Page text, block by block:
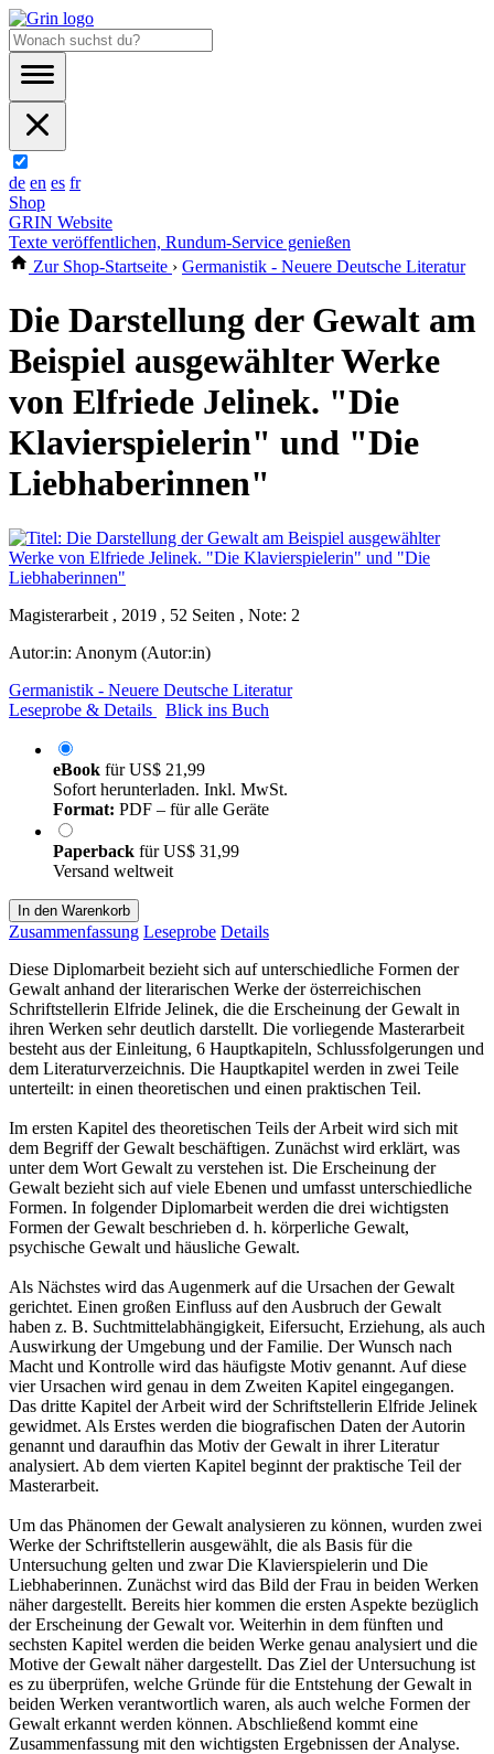
de en es fr
Shop
GRIN Website
Texte veröffentlichen, Rundum-Service genießen
Zur Shop-Startseite › Germanistik - Neuere Deutsche Literatur
Die Darstellung der Gewalt am
Beispiel ausgewählter Werke
von Elfriede Jelinek. "Die
Klavierspielerin" und "Die
Liebhaberinnen"
Magisterarbeit , 2019 , 52 Seiten , Note: 2
Autor:in: Anonym (Autor:in)
Germanistik - Neuere Deutsche Literatur
Leseprobe & Details
Blick ins Buch
eBook fürUS$ 21,99
Sofort herunterladen. Inkl. MwSt.
Format: PDF – für alle Geräte
Paperback fürUS$ 31,99
Versand weltweit
In den Warenkorb
Zusammenfassung Leseprobe Details
Diese Diplomarbeit bezieht sich auf unterschiedliche Formen der
Gewalt anhand der literarischen Werke der österreichischen
Schriftstellerin Elfride Jelinek, die die Erscheinung der Gewalt in
ihren Werken sehr deutlich darstellt. Die vorliegende Masterarbeit
besteht aus der Einleitung, 6 Hauptkapiteln, Schlussfolgerungen und
dem Literaturverzeichnis. Die Hauptkapitel werden in zwei Teile
unterteilt: in einen theoretischen und einen praktischen Teil.
Im ersten Kapitel des theoretischen Teils der Arbeit wird sich mit
dem Begriff der Gewalt beschäftigen. Zunächst wird erklärt, was
unter dem Wort Gewalt zu verstehen ist. Die Erscheinung der
Gewalt bezieht sich auf viele Ebenen und umfasst unterschiedliche
Formen. In folgender Diplomarbeit werden die drei wichtigsten
Formen der Gewalt beschrieben d. h. körperliche Gewalt,
psychische Gewalt und häusliche Gewalt.
Als Nächstes wird das Augenmerk auf die Ursachen der Gewalt
gerichtet. Einen großen Einfluss auf den Ausbruch der Gewalt
haben z. B. Suchtmittelabhängigkeit, Eifersucht, Erziehung, als auch
Auswirkung der Umgebung und der Familie. Der Wunsch nach
Macht und Kontrolle wird das häufigste Motiv genannt. Auf diese
vier Ursachen wird genau in dem Zweiten Kapitel eingegangen.
Das dritte Kapitel der Arbeit wird der Schriftstellerin Elfride Jelinek
gewidmet. Als Erstes werden die biografischen Daten der Autorin
genannt und daraufhin das Motiv der Gewalt in ihrer Literatur
analysiert. Ab dem vierten Kapitel beginnt der praktische Teil der
Masterarbeit.
Um das Phänomen der Gewalt analysieren zu können, wurden zwei
Werke der Schriftstellerin ausgewählt, die als Basis für die
Untersuchung gelten und zwar Die Klavierspielerin und Die
Liebhaberinnen. Zunächst wird das Bild der Frau in beiden Werken
näher dargestellt. Bereits hier kommen die ersten Aspekte bezüglich
der Erscheinung der Gewalt vor. Weiterhin in dem fünften und
sechsten Kapitel werden die beiden Werke genau analysiert und die
Motive der Gewalt näher dargestellt. Das Ziel der Untersuchung ist
es zu überprüfen, welche Gründe für die Entstehung der Gewalt in
beiden Werken verantwortlich waren, als auch welche Formen der
Gewalt erkannt werden können. Abschließend kommt eine
Zusammenfassung mit den wichtigsten Ergebnissen der Analyse.